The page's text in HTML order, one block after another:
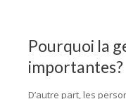
Pourquoi la
importantes?
D’autre part, les